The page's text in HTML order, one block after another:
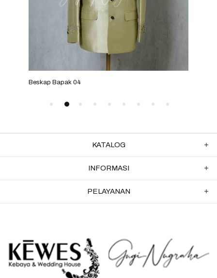
Beskap Bapak 04
KATALOG
INFORMASI
PELAYANAN